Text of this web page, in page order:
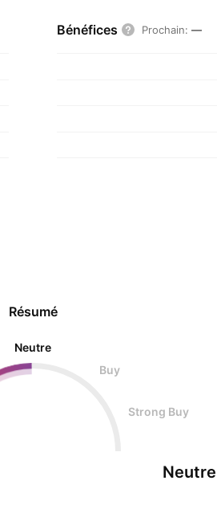
Bénéfices Prochain: —
Résumé
Neutre
Buy
Strong Buy
Neutre